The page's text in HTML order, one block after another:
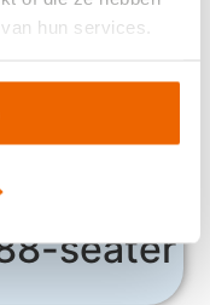
hun services.
seater